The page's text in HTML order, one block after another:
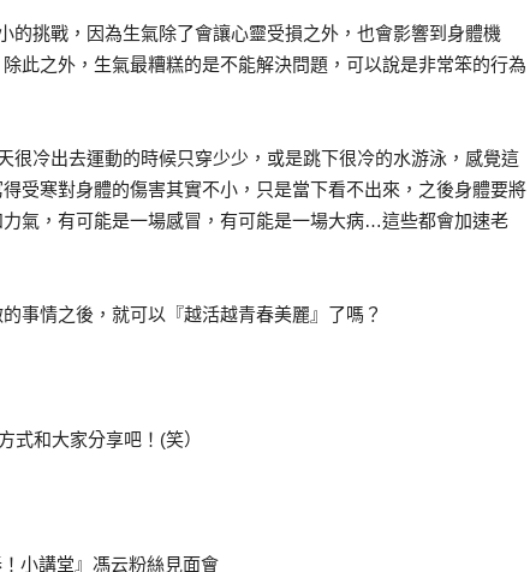
的挑戰，因為生氣除了會讓心靈受損之外，也會影響到身體機
此之外，生氣最糟糕的是不能解決問題，可以說是非常笨的行為
很冷出去運動的時候只穿少少，或是跳下很冷的水游泳，感覺這
受寒對身體的傷害其實不小，只是當下看不出來，之後身體要將
氣，有可能是一場感冒，有可能是一場大病…這些都會加速老
事情之後，就可以『越活越青春美麗』了嗎？
式和大家分享吧！(笑）
小講堂』馮云粉絲見面會